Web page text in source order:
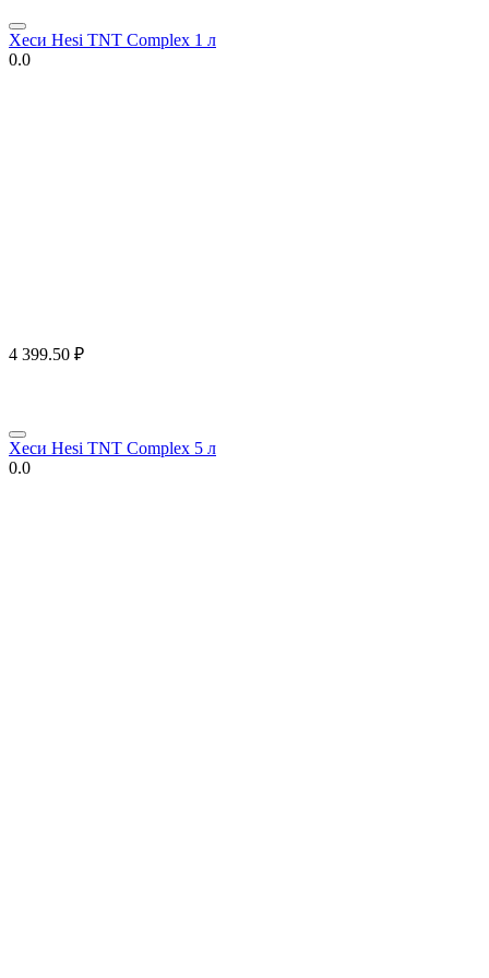
Хеси Hesi TNT Complex 1 л
0.0
4 399.50 ₽
Хеси Hesi TNT Complex 5 л
0.0